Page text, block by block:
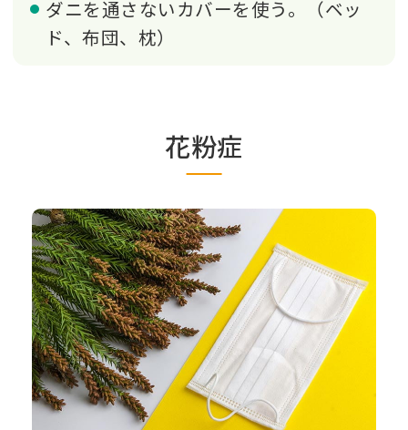
ダニを通さないカバーを使う。（ベッ
ド、布団、枕）
花粉症